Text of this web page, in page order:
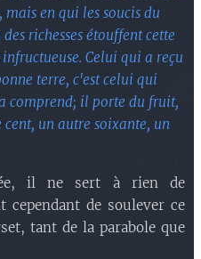
en qui les soucis du
richesses étouffent cette
Celui qui a reçu
terre, c'est celui qui
comprend; il porte du fruit,
un autre soixante, un
il ne sert à rien de
cependant de soulever ce
tant de la parabole que